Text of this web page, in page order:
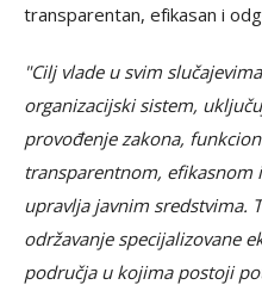
transparentan, efikasan i
"Cilj vlade u svim
organizacijski sistem,
provođenje zakona,
transparentnom,
upravlja javnim sredstvima.
održavanje specijalizovane
područja u kojima postoji